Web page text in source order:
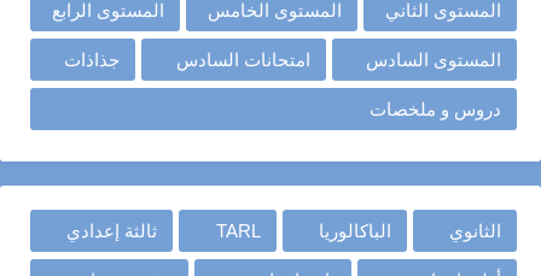
المستوى الثاني المستوى الخامس المستوى الرابع
المستوى السادس امتحانات السادس جذاذات
دروس و ملخصات
الثانوي الباكالوريا TARL ثالثة إعدادي